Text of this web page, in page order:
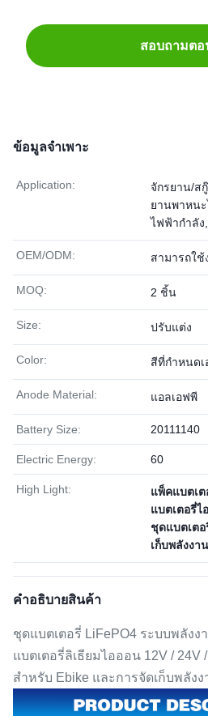
สอบถามต
ข้อมูลจำเพาะ
Application:
จักรยาน/ส
ยานพาหน
ไฟฟ้ากำลัง
OEM/ODM: สามารถใช้
MOQ: 2 ชิ้น
Size: ปรับแต่ง
Color: สีที่กำหนดเ
Anode Material: แอลเอฟพี
Battery Size: 20111140
Electric Energy: 60
High Light: แพ็คแบตเ
แบตเตอรี่ไ
ชุดแบตเต
เก็บพลังงาน
คําอธิบายสินค้า
ชุดแบตเตอรี่ LiFePO4 ระบบพลังง
แบตเตอรี่ลิเธียมไอออน 12V / 24V
สำหรับ Ebike และการจัดเก็บพลัง